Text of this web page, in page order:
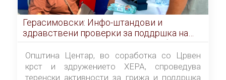
Герасимовски: Инфо-штандови и
здравствени проверки за поддршка на
граѓаните во услови на топлотен бран
Општина Центар, во соработка со Црвен
крст и здружението ХЕРА, спроведува
теренски активности за грижа и поддршка